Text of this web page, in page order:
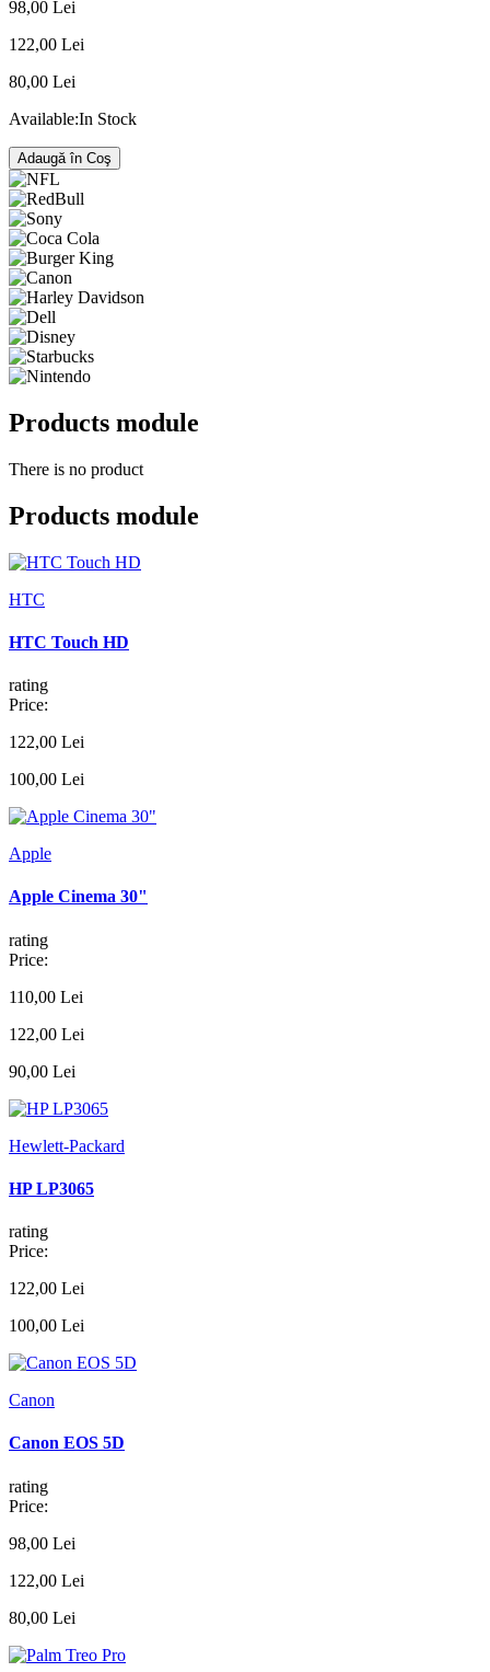
98,00 Lei
122,00 Lei
80,00 Lei
Available:In Stock
Adaugă în Coş
Products module
There is no product
Products module
HTC
HTC Touch HD
rating
Price:
122,00 Lei
100,00 Lei
Apple
Apple Cinema 30"
rating
Price:
110,00 Lei
122,00 Lei
90,00 Lei
Hewlett-Packard
HP LP3065
rating
Price:
122,00 Lei
100,00 Lei
Canon
Canon EOS 5D
rating
Price:
98,00 Lei
122,00 Lei
80,00 Lei